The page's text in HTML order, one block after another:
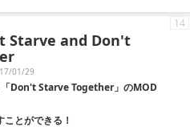
Starve and Don't
01/29
「Don't Starve Together」のMOD
とができる！
14